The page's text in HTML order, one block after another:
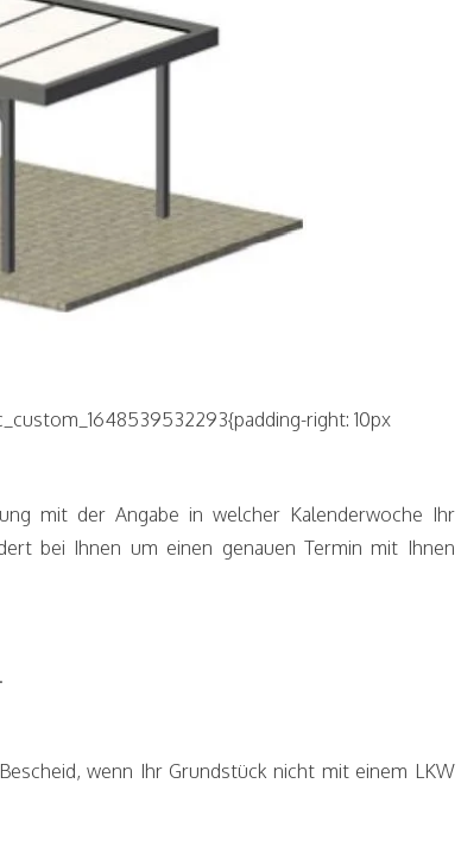
right: 10px
mit der Angabe in welcher Kalenderwoche Ihr
bei Ihnen um einen genauen Termin mit Ihnen
wenn Ihr Grundstück nicht mit einem LKW